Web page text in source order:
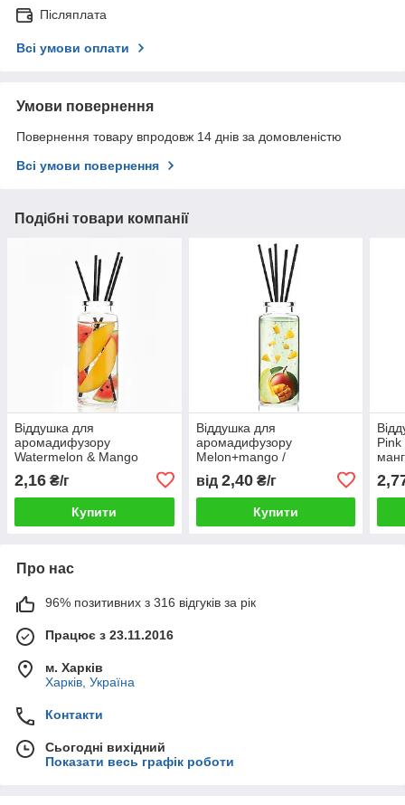
Післяплата
Всі умови оплати
Умови повернення
Повернення товару впродовж 14 днів за домовленістю
Всі умови повернення
Подібні товари компанії
Віддушка для
аромадифузору
Watermelon & Mango
2,16 ₴/г
Купити
Віддушка для
аромадифузору
Melon+mango /
від 2,40₴/г
Купити
Про нас
96% позитивних з 316 відгуків за рік
Працює з 23.11.2016
м. Харків
Харків, Україна
Контакти
Сьогодні вихідний
Показати весь графік роботи